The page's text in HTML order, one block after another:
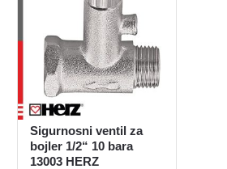
Sigurnosni ventil za
bojler 1/2“ 10 bara
13003 HERZ